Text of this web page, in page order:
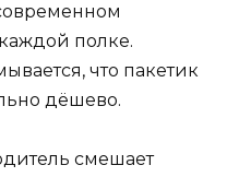
полке.
что пакетик
дёшево.
смешает